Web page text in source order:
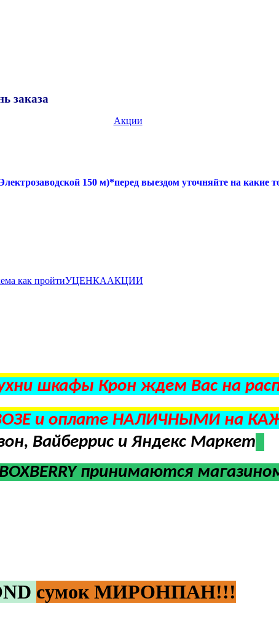
заказа
Акции
150 м)*перед выездом уточняйте на какие
как пройтиУЦЕНКААКЦИИ
шкафы Крон ждем Вас на
и оплате НАЛИЧНЫМИ на
Вайберрис и Яндекс Маркет
принимаются
сумок МИРОНПАН!!!